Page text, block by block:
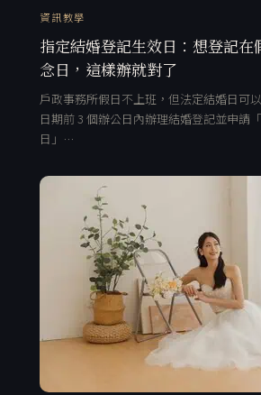
資訊教學
指定結婚登記生效日：想登記在
念日，這樣辦就對了
戶政事務所假日不上班，但法定結婚日可
日期前 3 個辦公日內辦理結婚登記並申請
日」…